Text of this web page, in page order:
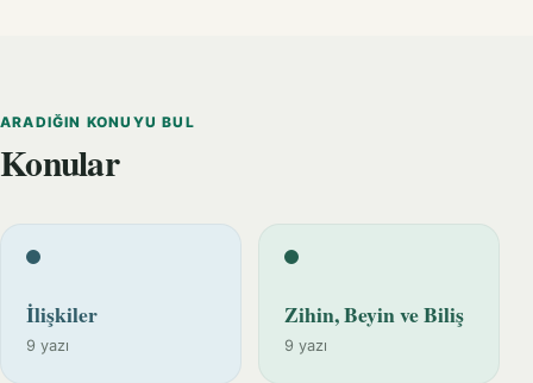
ARADIĞIN KONUYU BUL
Konular
İlişkiler
9 yazı
Zihin, Beyin ve Biliş
9 yazı